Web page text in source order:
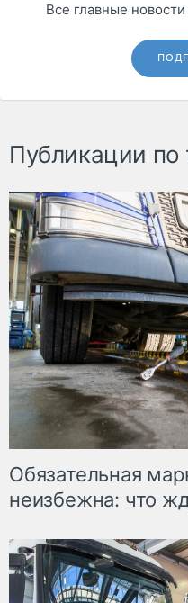
Все главные
Публикации по
Обязательная
неизбежна: что